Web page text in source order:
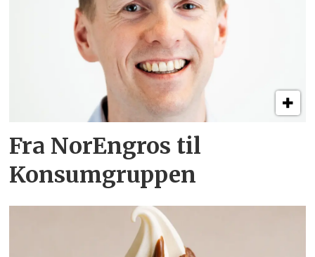
Fra NorEngros til
Konsumgruppen